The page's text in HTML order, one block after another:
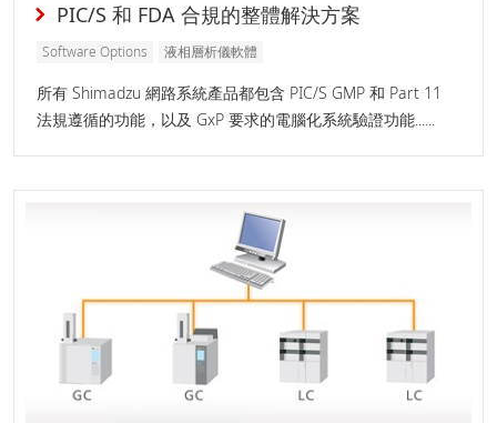
PIC/S 和 FDA 合規的整體解決方案
Software Options 液相層析儀軟體
所有 Shimadzu 網路系統產品都包含 PIC/S GMP 和 Part 11
法規遵循的功能，以及 GxP 要求的電腦化系統驗證功能......